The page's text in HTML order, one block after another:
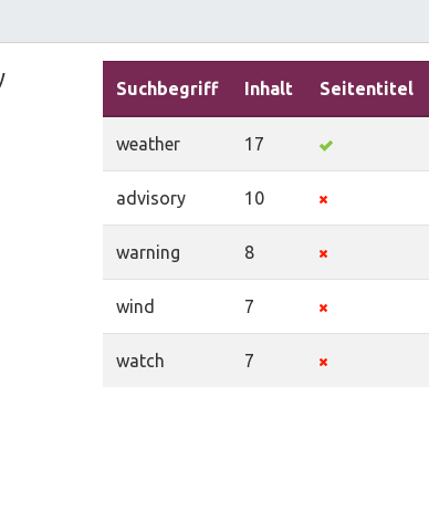
Suchbegriff Inhalt Seitentitel
weather 17
advisory 10
warning 8
wind 7
watch 7